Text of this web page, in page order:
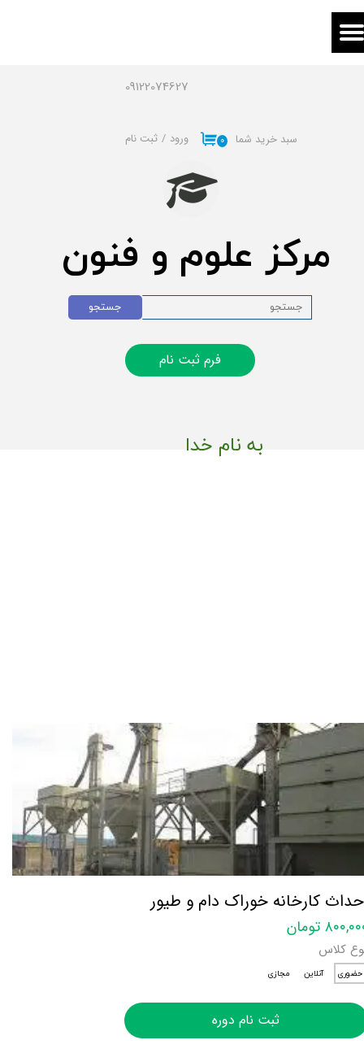
09122074627
مرکز علوم و فنون
۰ سبد خرید شما ورود / ثبت نام
حساب کاربری من
خروج از حساب کاربری
فرم ثبت نام
جستجو
به نام خدا
کارخانه خوراک دام و طیور
تومان
کلاس
حضوری آنلاین مجازی
ثبت نام دوره